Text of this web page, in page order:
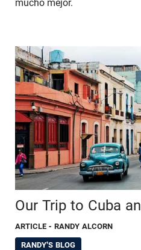
mucho mejor.
Our Trip to Cuba
ARTICLE - RANDY ALCORN
RANDY'S BLOG